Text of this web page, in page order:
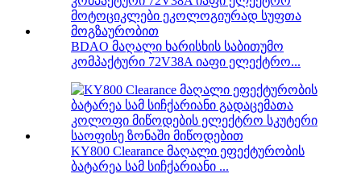
BDAO მაღალი ხარისხის საბითუმო
კომპაქტური 72V38A იაფი ელექტრო...
KY800 Clearance მაღალი ეფექტურობის
ბატარეა სამ სიჩქარიანი ...